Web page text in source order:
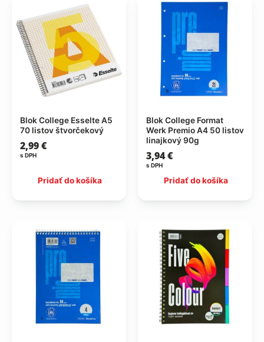
Blok College Esselte A5
70 listov štvorčekový
2,99€
s DPH
Pridať do košíka
Blok College Format
Werk Premio A4 50 listov
linajkový 90g
3,94€
s DPH
Pridať do košíka